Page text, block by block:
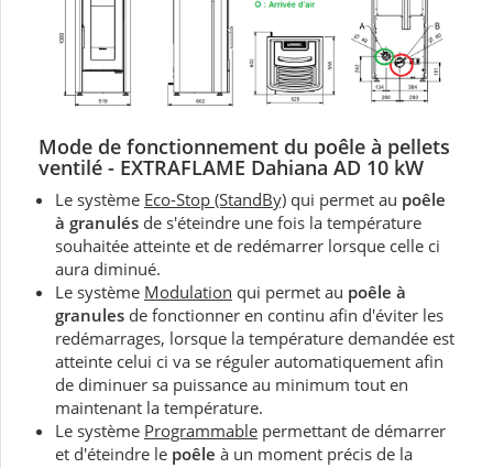
Mode de fonctionnement du poêle à pellets
ventilé - EXTRAFLAME Dahiana AD 10 kW
Le système Eco-Stop (StandBy) qui permet au poêle
à granulés de s'éteindre une fois la température
souhaitée atteinte et de redémarrer lorsque celle ci
aura diminué.
Le système Modulation qui permet au poêle à
granules de fonctionner en continu afin d'éviter les
redémarrages, lorsque la température demandée est
atteinte celui ci va se réguler automatiquement afin
de diminuer sa puissance au minimum tout en
maintenant la température.
Le système Programmable permettant de démarrer
et d'éteindre le poêle à un moment précis de la